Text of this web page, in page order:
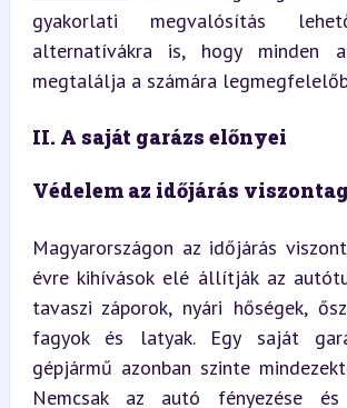
gyakorlati megvalósítás
alternatívákra is, hogy minden
megtalálja a számára
II. A saját garázs előnyei
Védelem az időjárás
Magyarországon az időjárás
évre kihívások elé állítják az
tavaszi záporok, nyári hőségek,
fagyok és latyak. Egy saját
gépjármű azonban szinte
Nemcsak az autó fényezése és